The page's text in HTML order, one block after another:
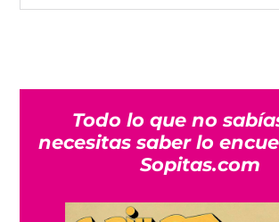
Todo lo que no
necesitas saber lo
Sopitas.com